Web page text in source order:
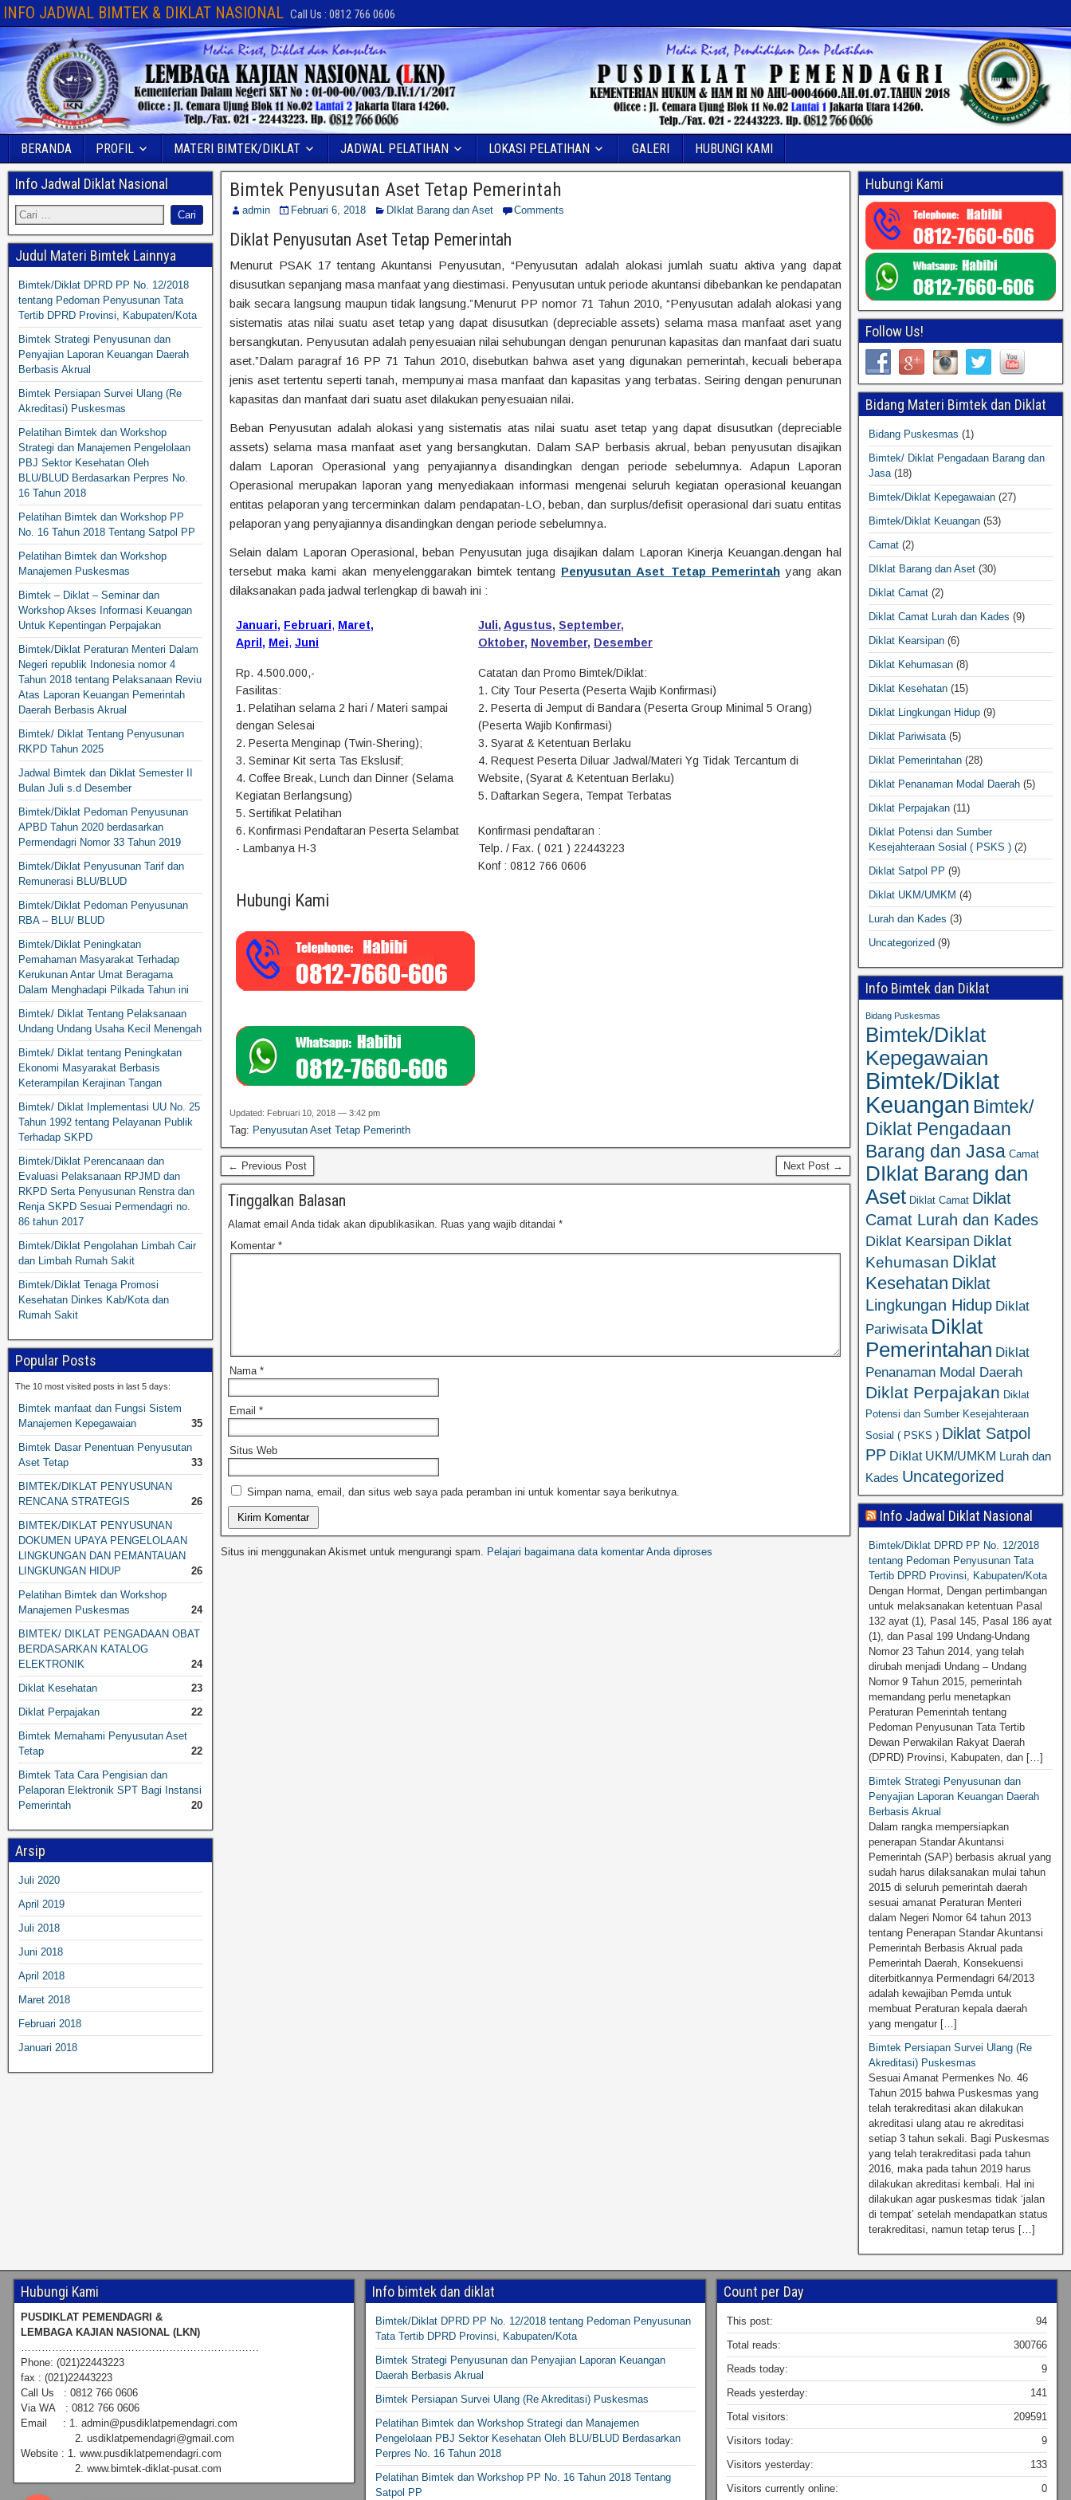
INFO JADWAL BIMTEK & DIKLAT NASIONAL Call Us : 0812 766 0606
BERANDA PROFIL MATERI BIMTEK/DIKLAT JADWAL PELATIHAN LOKASI PELATIHAN GALERI HUBUNGI KAMI
Bimtek Penyusutan Aset Tetap Pemerintah
admin Februari 6, 2018 DIklat Barang dan Aset Comments
Diklat Penyusutan Aset Tetap Pemerintah
Menurut PSAK 17 tentang Akuntansi Penyusutan, “Penyusutan adalah alokasi jumlah suatu aktiva yang dapat
disusutkan sepanjang masa manfaat yang diestimasi. Penyusutan untuk periode akuntansi dibebankan ke pendapatan
baik secara langsung maupun tidak langsung.”Menurut PP nomor 71 Tahun 2010, “Penyusutan adalah alokasi yang
sistematis atas nilai suatu aset tetap yang dapat disusutkan (depreciable assets) selama masa manfaat aset yang
bersangkutan. Penyusutan adalah penyesuaian nilai sehubungan dengan penurunan kapasitas dan manfaat dari suatu
aset.”Dalam paragraf 16 PP 71 Tahun 2010, disebutkan bahwa aset yang digunakan pemerintah, kecuali beberapa
jenis aset tertentu seperti tanah, mempunyai masa manfaat dan kapasitas yang terbatas. Seiring dengan penurunan
kapasitas dan manfaat dari suatu aset dilakukan penyesuaian nilai.
Beban Penyusutan adalah alokasi yang sistematis atas nilai suatu aset tetap yang dapat disusutkan (depreciable
assets) selama masa manfaat aset yang bersangkutan. Dalam SAP berbasis akrual, beban penyusutan disajikan
dalam Laporan Operasional yang penyajiannya disandingkan dengan periode sebelumnya. Adapun Laporan
Operasional merupakan laporan yang menyediakaan informasi mengenai seluruh kegiatan operasional keuangan
entitas pelaporan yang tercerminkan dalam pendapatan-LO, beban, dan surplus/defisit operasional dari suatu entitas
pelaporan yang penyajiannya disandingkan dengan periode sebelumnya.
Selain dalam Laporan Operasional, beban Penyusutan juga disajikan dalam Laporan Kinerja Keuangan.dengan hal
tersebut maka kami akan menyelenggarakan bimtek tentang Penyusutan Aset Tetap Pemerintahyang akan
dilaksanakan pada jadwal terlengkap di bawah ini :
Januari, Februari, Maret,
April , Mei, Juni
Juli, Agustus, September,
Oktober, November, Desember
Rp. 4.500.000,-
Fasilitas:
1. Pelatihan selama 2 hari / Materi sampai
dengan Selesai
2. Peserta Menginap (Twin-Shering);
3. Seminar Kit serta Tas Ekslusif;
4. Coffee Break, Lunch dan Dinner (Selama
Kegiatan Berlangsung)
5. Sertifikat Pelatihan
6. Konfirmasi Pendaftaran Peserta Selambat
- Lambanya H-3
Catatan dan Promo Bimtek/Diklat:
1. City Tour Peserta (Peserta Wajib Konfirmasi)
2. Peserta di Jemput di Bandara (Peserta Group Minimal 5 Orang)
(Peserta Wajib Konfirmasi)
3. Syarat & Ketentuan Berlaku
4. Request Peserta Diluar Jadwal/Materi Yg Tidak Tercantum di
Website, (Syarat & Ketentuan Berlaku)
5. Daftarkan Segera, Tempat Terbatas
Konfirmasi pendaftaran :
Telp. / Fax. ( 021 ) 22443223
Konf : 0812 766 0606
Hubungi Kami
Updated: Februari 10, 2018 — 3:42 pm
Tag: Penyusutan Aset Tetap Pemerinth
← Previous Post Next Post →
Tinggalkan Balasan
Alamat email Anda tidak akan dipublikasikan. Ruas yang wajib ditandai *
Komentar *
Nama *
Email *
Situs Web
Simpan nama, email, dan situs web saya pada peramban ini untuk komentar saya berikutnya.
Situs ini menggunakan Akismet untuk mengurangi spam. Pelajari bagaimana data komentar Anda diproses
Info Jadwal Diklat Nasional
Judul Materi Bimtek Lainnya
Bimtek/Diklat DPRD PP No. 12/2018
tentang Pedoman Penyusunan Tata
Tertib DPRD Provinsi, Kabupaten/Kota
Bimtek Strategi Penyusunan dan
Penyajian Laporan Keuangan Daerah
Berbasis Akrual
Bimtek Persiapan Survei Ulang (Re
Akreditasi) Puskesmas
Pelatihan Bimtek dan Workshop
Strategi dan Manajemen Pengelolaan
PBJ Sektor Kesehatan Oleh
BLU/BLUD Berdasarkan Perpres No.
16 Tahun 2018
Pelatihan Bimtek dan Workshop PP
No. 16 Tahun 2018 Tentang Satpol PP
Pelatihan Bimtek dan Workshop
Manajemen Puskesmas
Bimtek – Diklat – Seminar dan
Workshop Akses Informasi Keuangan
Untuk Kepentingan Perpajakan
Bimtek/Diklat Peraturan Menteri Dalam
Negeri republik Indonesia nomor 4
Tahun 2018 tentang Pelaksanaan Reviu
Atas Laporan Keuangan Pemerintah
Daerah Berbasis Akrual
Bimtek/ Diklat Tentang Penyusunan
RKPD Tahun 2025
Jadwal Bimtek dan Diklat Semester II
Bulan Juli s.d Desember
Bimtek/Diklat Pedoman Penyusunan
APBD Tahun 2020 berdasarkan
Permendagri Nomor 33 Tahun 2019
Bimtek/Diklat Penyusunan Tarif dan
Remunerasi BLU/BLUD
Bimtek/Diklat Pedoman Penyusunan
RBA – BLU/ BLUD
Bimtek/Diklat Peningkatan
Pemahaman Masyarakat Terhadap
Kerukunan Antar Umat Beragama
Dalam Menghadapi Pilkada Tahun ini
Bimtek/ Diklat Tentang Pelaksanaan
Undang Undang Usaha Kecil Menengah
Bimtek/ Diklat tentang Peningkatan
Ekonomi Masyarakat Berbasis
Keterampilan Kerajinan Tangan
Bimtek/ Diklat Implementasi UU No. 25
Tahun 1992 tentang Pelayanan Publik
Terhadap SKPD
Bimtek/Diklat Perencanaan dan
Evaluasi Pelaksanaan RPJMD dan
RKPD Serta Penyusunan Renstra dan
Renja SKPD Sesuai Permendagri no.
86 tahun 2017
Bimtek/Diklat Pengolahan Limbah Cair
dan Limbah Rumah Sakit
Bimtek/Diklat Tenaga Promosi
Kesehatan Dinkes Kab/Kota dan
Rumah Sakit
Popular Posts
The 10 most visited posts in last 5 days:
Bimtek manfaat dan Fungsi Sistem
Manajemen Kepegawaian
35
Bimtek Dasar Penentuan Penyusutan
Aset Tetap
33
BIMTEK/DIKLAT PENYUSUNAN
RENCANA STRATEGIS
26
BIMTEK/DIKLAT PENYUSUNAN
DOKUMEN UPAYA PENGELOLAAN
LINGKUNGAN DAN PEMANTAUAN
LINGKUNGAN HIDUP
26
Pelatihan Bimtek dan Workshop
Manajemen Puskesmas
24
BIMTEK/ DIKLAT PENGADAAN OBAT
BERDASARKAN KATALOG
ELEKTRONIK
24
Diklat Kesehatan
23
Diklat Perpajakan
22
Bimtek Memahami Penyusutan Aset
Tetap
22
Bimtek Tata Cara Pengisian dan
Pelaporan Elektronik SPT Bagi Instansi
Pemerintah
20
Arsip
Juli 2020
April 2019
Juli 2018
Juni 2018
April 2018
Maret 2018
Februari 2018
Januari 2018
Hubungi Kami
Follow Us!
Bidang Materi Bimtek dan Diklat
Bidang Puskesmas (1)
Bimtek/ Diklat Pengadaan Barang dan
Jasa (18)
Bimtek/Diklat Kepegawaian (27)
Bimtek/Diklat Keuangan (53)
Camat (2)
DIklat Barang dan Aset (30)
Diklat Camat (2)
Diklat Camat Lurah dan Kades (9)
Diklat Kearsipan (6)
Diklat Kehumasan (8)
Diklat Kesehatan (15)
Diklat Lingkungan Hidup (9)
Diklat Pariwisata (5)
Diklat Pemerintahan (28)
Diklat Penanaman Modal Daerah (5)
Diklat Perpajakan (11)
Diklat Potensi dan Sumber
Kesejahteraan Sosial ( PSKS ) (2)
Diklat Satpol PP (9)
Diklat UKM/UMKM (4)
Lurah dan Kades (3)
Uncategorized (9)
Info Bimtek dan Diklat
Bidang Puskesmas
Bimtek/Diklat
Kepegawaian
Bimtek/Diklat
Keuangan Bimtek/
Diklat Pengadaan
Barang dan Jasa Camat
DIklat Barang dan
Aset Diklat Camat Diklat
Camat Lurah dan Kades
Diklat Kearsipan Diklat
Kehumasan Diklat
Kesehatan Diklat
Lingkungan Hidup Diklat
Pariwisata Diklat
Pemerintahan Diklat
Penanaman Modal Daerah
Diklat Perpajakan Diklat
Potensi dan Sumber Kesejahteraan
Sosial ( PSKS ) Diklat Satpol
PP Diklat UKM/UMKM Lurah dan
Kades Uncategorized
Info Jadwal Diklat Nasional
Bimtek/Diklat DPRD PP No. 12/2018
tentang Pedoman Penyusunan Tata
Tertib DPRD Provinsi, Kabupaten/Kota
Dengan Hormat, Dengan pertimbangan
untuk melaksanakan ketentuan Pasal
132 ayat (1), Pasal 145, Pasal 186 ayat
(1), dan Pasal 199 Undang-Undang
Nomor 23 Tahun 2014, yang telah
dirubah menjadi Undang – Undang
Nomor 9 Tahun 2015, pemerintah
memandang perlu menetapkan
Peraturan Pemerintah tentang
Pedoman Penyusunan Tata Tertib
Dewan Perwakilan Rakyat Daerah
(DPRD) Provinsi, Kabupaten, dan […]
Bimtek Strategi Penyusunan dan
Penyajian Laporan Keuangan Daerah
Berbasis Akrual
Dalam rangka mempersiapkan
penerapan Standar Akuntansi
Pemerintah (SAP) berbasis akrual yang
sudah harus dilaksanakan mulai tahun
2015 di seluruh pemerintah daerah
sesuai amanat Peraturan Menteri
dalam Negeri Nomor 64 tahun 2013
tentang Penerapan Standar Akuntansi
Pemerintah Berbasis Akrual pada
Pemerintah Daerah, Konsekuensi
diterbitkannya Permendagri 64/2013
adalah kewajiban Pemda untuk
membuat Peraturan kepala daerah
yang mengatur […]
Bimtek Persiapan Survei Ulang (Re
Akreditasi) Puskesmas
Sesuai Amanat Permenkes No. 46
Tahun 2015 bahwa Puskesmas yang
telah terakreditasi akan dilakukan
akreditasi ulang atau re akreditasi
setiap 3 tahun sekali. Bagi Puskesmas
yang telah terakreditasi pada tahun
2016, maka pada tahun 2019 harus
dilakukan akreditasi kembali. Hal ini
dilakukan agar puskesmas tidak ‘jalan
di tempat’ setelah mendapatkan status
terakreditasi, namun tetap terus […]
Hubungi Kami
PUSDIKLAT PEMENDAGRI &
LEMBAGA KAJIAN NASIONAL (LKN)
Phone: (021)22443223
fax : (021)22443223
Call Us : 0812 766 0606
Via WA : 0812 766 0606
Email : 1. admin@pusdiklatpemendagri.com
2. usdiklatpemendagri@gmail.com
Website : 1. www.pusdiklatpemendagri.com
2. www.bimtek-diklat-pusat.com
Info bimtek dan diklat
Bimtek/Diklat DPRD PP No. 12/2018 tentang Pedoman Penyusunan
Tata Tertib DPRD Provinsi, Kabupaten/Kota
Bimtek Strategi Penyusunan dan Penyajian Laporan Keuangan
Daerah Berbasis Akrual
Bimtek Persiapan Survei Ulang (Re Akreditasi) Puskesmas
Pelatihan Bimtek dan Workshop Strategi dan Manajemen
Pengelolaan PBJ Sektor Kesehatan Oleh BLU/BLUD Berdasarkan
Perpres No. 16 Tahun 2018
Pelatihan Bimtek dan Workshop PP No. 16 Tahun 2018 Tentang
Satpol PP
Count per Day
94
This post:
300766
Total reads:
9
Reads today:
141
Reads yesterday:
209591
Total visitors:
9
Visitors today:
133
Visitors yesterday:
0
Visitors currently online: